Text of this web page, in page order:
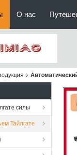
О нас
силы
Тайлгате